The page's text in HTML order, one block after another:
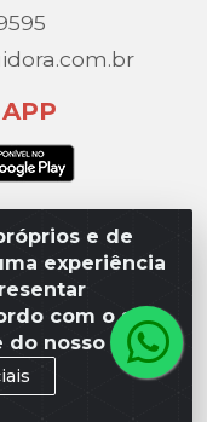
e de
experiência
com o seu
do nosso site.
329 – Vila
- CEP 15077-
10